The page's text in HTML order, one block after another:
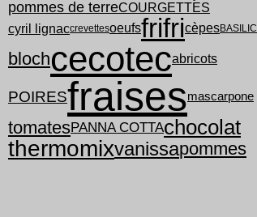
pommes de terreCOURGETTES
cyril lignaccrevettesoeufsfrifricèpesBASILIC
blochcecotecabricots
POIRESfraisesmascarpone
tomatesPANNA COTTAchocolat
thermomixvanissapommes